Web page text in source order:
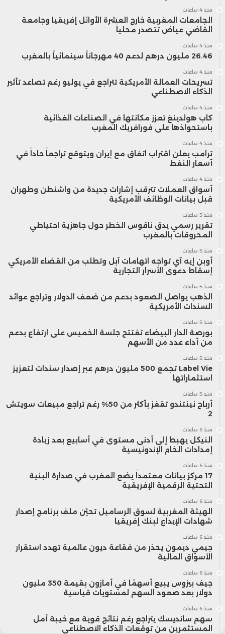
منذ 4 ساعات
الجامعات المغربية خارج العشرة الأوائل إفريقيا وجامعة
القاضي عياض تتصدر محلياً
منذ 4 ساعات
26.46 مليون درهم لدعم 40 مهرجاناً سينمائياً بالمغرب
منذ 4 ساعات
تسريحات العمالة الأمريكية تتراجع في يوليو رغم تصاعد تأثير
الذكاء الاصطناعي
منذ 4 ساعات
كاب هولدينغ تعزز مكانتها في الصناعات الغذائية
باستحواذها على فورافريك المغرب
منذ 4 ساعات
ترامب يعلن اقتراب اتفاق مع إيران ويتوقع تراجعاً حاداً في
أسعار النفط
منذ 4 ساعات
أسواق العملات تترقب إشارات جديدة من واشنطن وطهران
قبل بيانات الوظائف الأمريكية
منذ 5 ساعات
تقرير رسمي يدق ناقوس الخطر حول جاهزية احتياطي
المحروقات بالمغرب
منذ 5 ساعات
أوبن إيه آي تواجه اتهامات آبل وتطلب من القضاء الأمريكي
إسقاط دعوى الأسرار التجارية
منذ 5 ساعات
الذهب يواصل الصعود بدعم من ضعف الدولار وتراجع عوائد
السندات الأمريكية
منذ 5 ساعات
بورصة الدار البيضاء تفتتح جلسة الخميس على ارتفاع بدعم
من أداء عدد من الأسهم
منذ 5 ساعات
Label Vie تجمع 500 مليون درهم عبر إصدار سندات لتعزيز
استثماراتها
منذ 5 ساعات
أرباح نينتندو تقفز بأكثر من 50% رغم تراجع مبيعات سويتش
2
منذ 6 ساعات
النيكل يهبط إلى أدنى مستوى في أسابيع بعد زيادة
إمدادات الخام الإندونيسية
منذ 6 ساعات
17 مركز بيانات معتمداً يضع المغرب في صدارة البنية
التحتية الرقمية الإفريقية
منذ 6 ساعات
الهيئة المغربية لسوق الرساميل تحيّن ملف برنامج إصدار
شهادات الإيداع لبنك إفريقيا
منذ 6 ساعات
جيمي ديمون يحذر من فقاعة ديون عالمية تهدد استقرار
الأسواق المالية
منذ 6 ساعات
جيف بيزوس يبيع أسهمًا في أمازون بقيمة 350 مليون
دولار بعد صعود السهم لمستويات قياسية
منذ 6 ساعات
سهم سانديسك يتراجع رغم نتائج قوية مع خيبة أمل
المستثمرين من توقعات الذكاء الاصطناعي